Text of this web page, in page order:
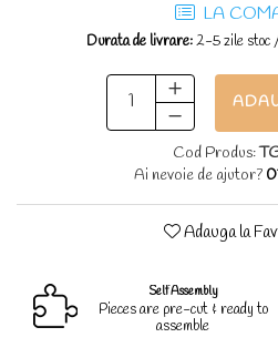
LA
Durata de livrare:2-5 zile stoc
Cod Produs:
Ai nevoie de ajutor?
Adauga la
Self Assembly
Pieces are pre-cut & ready to
assemble